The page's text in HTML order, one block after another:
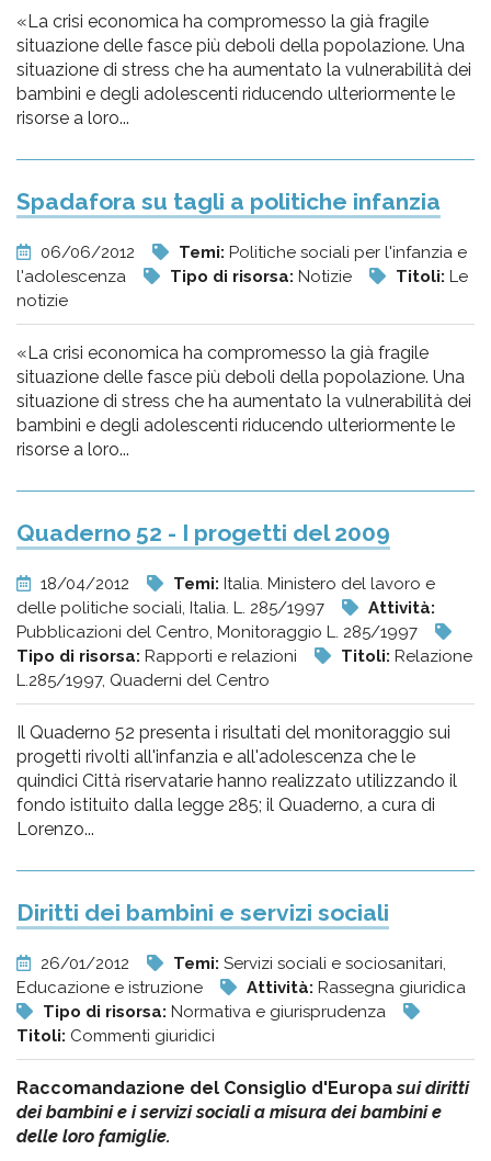
«La crisi economica ha compromesso la già fragile
situazione delle fasce più deboli della popolazione. Una
situazione di stress che ha aumentato la vulnerabilità dei
bambini e degli adolescenti riducendo ulteriormente le
risorse a loro...
Spadafora su tagli a politiche infanzia
06/06/2012 Temi: Politiche sociali per l'infanzia e
l'adolescenza
Tipo di risorsa: Notizie Titoli: Le
notizie
«La crisi economica ha compromesso la già fragile
situazione delle fasce più deboli della popolazione. Una
situazione di stress che ha aumentato la vulnerabilità dei
bambini e degli adolescenti riducendo ulteriormente le
risorse a loro...
Quaderno 52 - I progetti del 2009
18/04/2012 Temi: Italia. Ministero del lavoro e
delle politiche sociali, Italia. L. 285/1997
Attività:
Pubblicazioni del Centro, Monitoraggio L. 285/1997
Tipo di risorsa: Rapporti e relazioni Titoli: Relazione
L.285/1997, Quaderni del Centro
Il Quaderno 52 presenta i risultati del monitoraggio sui
progetti rivolti all'infanzia e all'adolescenza che le
quindici Città riservatarie hanno realizzato utilizzando il
fondo istituito dalla legge 285; il Quaderno, a cura di
Lorenzo...
Diritti dei bambini e servizi sociali
26/01/2012 Temi: Servizi sociali e sociosanitari,
Educazione e istruzione
Attività: Rassegna giuridica
Tipo di risorsa: Normativa e giurisprudenza
Titoli: Commenti giuridici
Raccomandazione del Consiglio d'Europa sui diritti
dei bambini e i servizi sociali a misura dei bambini e
delle loro famiglie.